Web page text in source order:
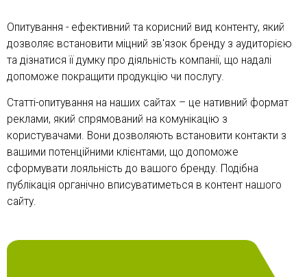
Опитування - ефективний та корисний вид контенту, який
дозволяє встановити міцний зв'язок бренду з аудиторією
та дізнатися її думку про діяльність компанії, що надалі
допоможе покращити продукцію чи послугу.
Статті-опитування на наших сайтах – це нативний формат
реклами, який спрямований на комунікацію з
користувачами. Вони дозволяють встановити контакти з
вашими потенційними клієнтами, що допоможе
сформувати лояльність до вашого бренду. Подібна
публікація органічно вписуватиметься в контент нашого
сайту.